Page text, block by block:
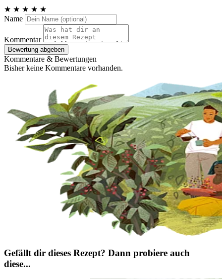
★ ★ ★ ★ ★
Name
Kommentar
Bewertung abgeben
Kommentare & Bewertungen
Bisher keine Kommentare vorhanden.
Gefällt dir dieses Rezept? Dann probiere auch
diese...